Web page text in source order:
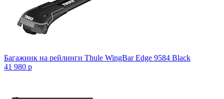
Багажник на рейлинги Thule WingBar Edge 9584 Black
41 980 p